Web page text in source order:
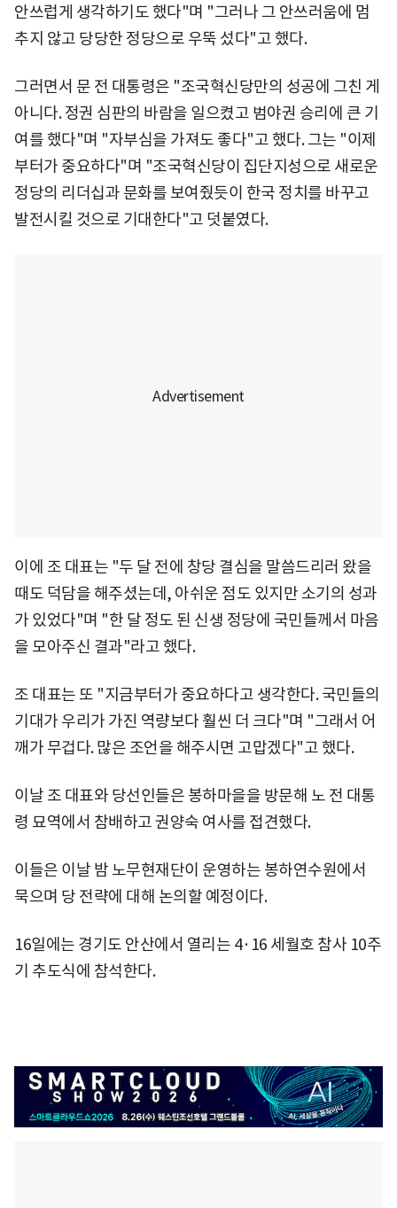
안쓰럽게 생각하기도 했다"며 "그러나 그 안쓰러움에 멈
추지 않고 당당한 정당으로 우뚝 섰다"고 했다.
그러면서 문 전 대통령은 "조국혁신당만의 성공에 그친 게
아니다. 정권 심판의 바람을 일으켰고 범야권 승리에 큰 기
여를 했다"며 "자부심을 가져도 좋다"고 했다. 그는 "이제
부터가 중요하다"며 "조국혁신당이 집단지성으로 새로운
정당의 리더십과 문화를 보여줬듯이 한국 정치를 바꾸고
발전시킬 것으로 기대한다"고 덧붙였다.
이에 조 대표는 "두 달 전에 창당 결심을 말씀드리러 왔을
때도 덕담을 해주셨는데, 아쉬운 점도 있지만 소기의 성과
가 있었다"며 "한 달 정도 된 신생 정당에 국민들께서 마음
을 모아주신 결과"라고 했다.
조 대표는 또 "지금부터가 중요하다고 생각한다. 국민들의
기대가 우리가 가진 역량보다 훨씬 더 크다"며 "그래서 어
깨가 무겁다. 많은 조언을 해주시면 고맙겠다"고 했다.
이날 조 대표와 당선인들은 봉하마을을 방문해 노 전 대통
령 묘역에서 참배하고 권양숙 여사를 접견했다.
이들은 이날 밤 노무현재단이 운영하는 봉하연수원에서
묵으며 당 전략에 대해 논의할 예정이다.
16일에는 경기도 안산에서 열리는 4·16 세월호 참사 10주
기 추도식에 참석한다.